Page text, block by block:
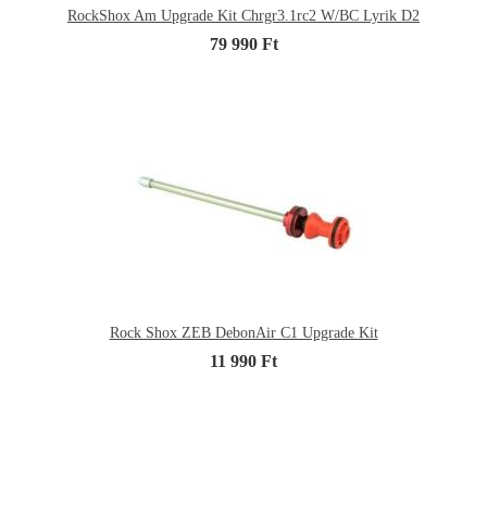
RockShox Am Upgrade Kit Chrgr3.1rc2 W/BC Lyrik D2
79 990 Ft
Rock Shox ZEB DebonAir C1 Upgrade Kit
11 990 Ft